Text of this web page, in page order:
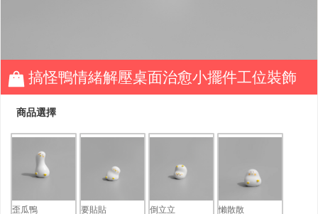
搞怪鴨情緒解壓桌面治愈小擺件工位裝飾
商品選擇
歪瓜鴨 要貼貼 倒立立 懶散散